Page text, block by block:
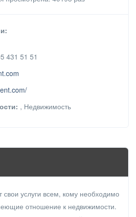
431 51 51
, Недвижимость
свои услуги всем, кому необходимо
отношение к недвижимости.